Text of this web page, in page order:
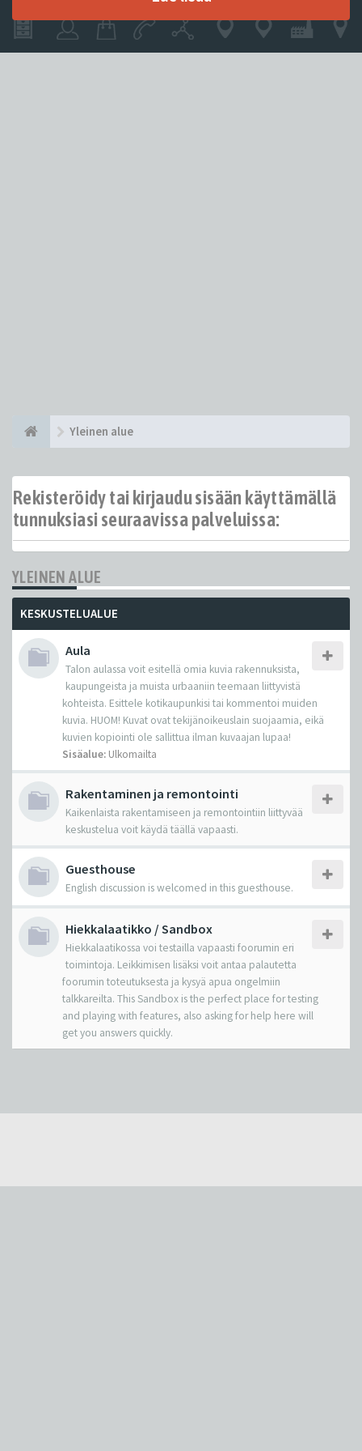
Yleinen alue
Rekisteröidy tai kirjaudu sisään käyttämällä
tunnuksiasi seuraavissa palveluissa:
YLEINEN ALUE
KESKUSTELUALUE
Aula
Talon aulassa voit esitellä omia kuvia rakennuksista,
kaupungeista ja muista urbaaniin teemaan liittyvistä
kohteista. Esittele kotikaupunkisi tai kommentoi muiden
kuvia. HUOM! Kuvat ovat tekijänoikeuslain suojaamia, eikä
kuvien kopiointi ole sallittua ilman kuvaajan lupaa!
Sisäalue: Ulkomailta
Rakentaminen ja remontointi
Kaikenlaista rakentamiseen ja remontointiin liittyvää
keskustelua voit käydä täällä vapaasti.
Guesthouse
English discussion is welcomed in this guesthouse.
Hiekkalaatikko / Sandbox
Hiekkalaatikossa voi testailla vapaasti foorumin eri
toimintoja. Leikkimisen lisäksi voit antaa palautetta
foorumin toteutuksesta ja kysyä apua ongelmiin
talkkareilta. This Sandbox is the perfect place for testing
and playing with features, also asking for help here will
get you answers quickly.